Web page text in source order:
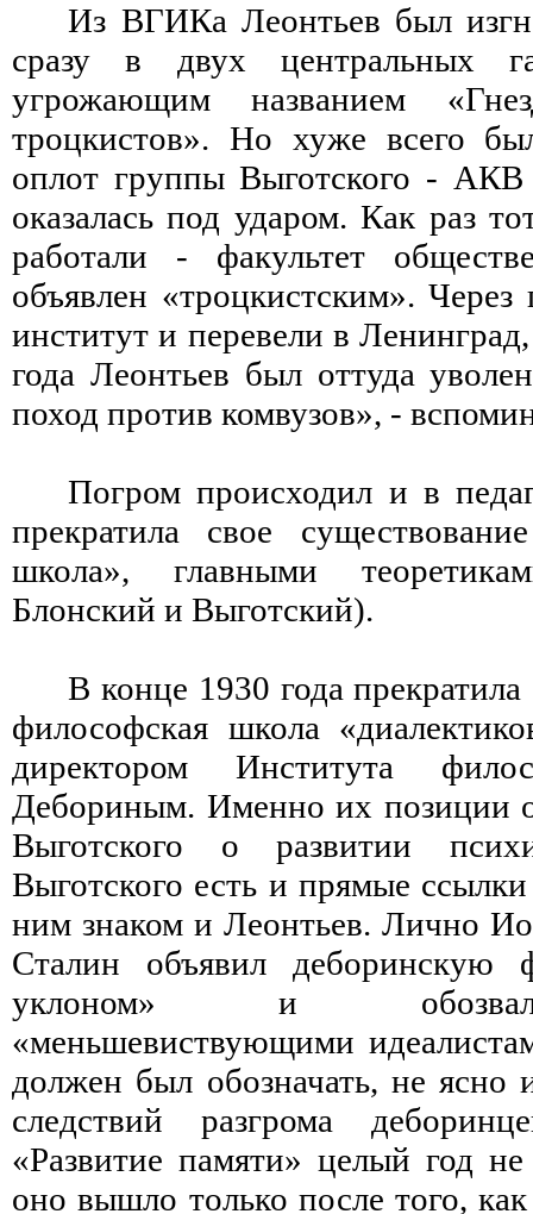
Из ВГИКа Леонтьев был
сразу в двух центральных
угрожающим названием
троцкистов». Но хуже всего
оплот группы Выготского -
оказалась под ударом. Как раз
работали - факультет
объявлен «троцкистским». Через
институт и перевели в
года Леонтьев был оттуда
поход против комвузов», -
Погром происходил и в
прекратила свое
школа», главными
Блонский и Выготский).
В конце 1930 года
философская школа
директором Института
Дебориным. Именно их позиции
Выготского о развитии
Выготского есть и прямые
ним знаком и Леонтьев. Лично
Сталин объявил деборинскую
уклоном» и
«меньшевиствующими
должен был обозначать, не
следствий разгрома
«Развитие памяти» целый год
оно вышло только после того,